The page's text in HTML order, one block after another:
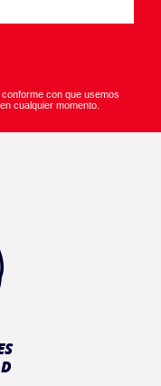
con que usemos
cualquier momento.